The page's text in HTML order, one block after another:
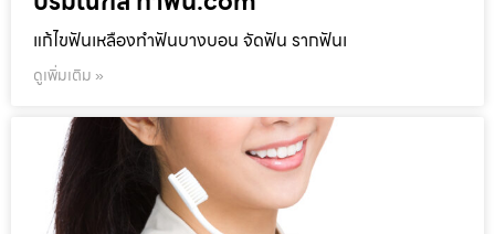
แก้ไขฟันเหลืองทำฟันบางบอน จัดฟัน รากฟันเ
ดูเพิ่มเติม »